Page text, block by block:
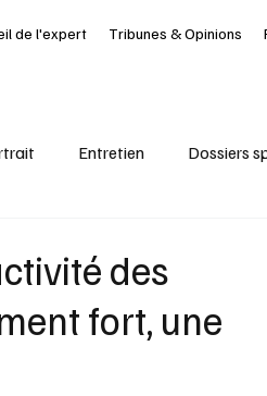
de l'expert Tribunes & Opinions
Entretien Dossiers
Seine-Maritime
des
fort, une